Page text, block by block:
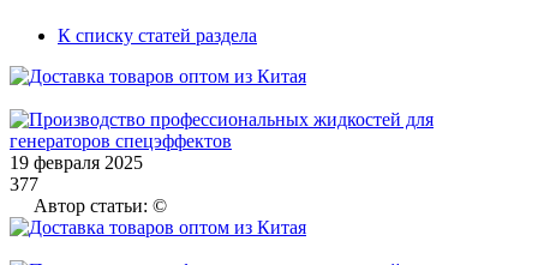
К списку статей раздела
19 февраля 2025
377
Автор статьи: ©